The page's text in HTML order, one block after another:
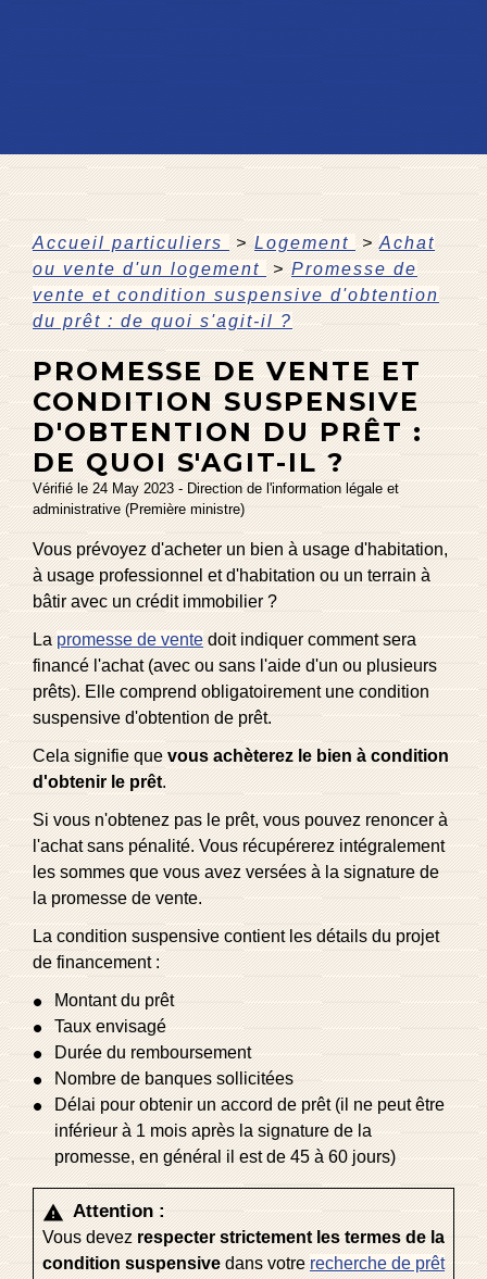
Accueil particuliers > Logement > Achat
ou vente d'un logement > Promesse de
vente et condition suspensive d'obtention
du prêt : de quoi s'agit-il ?
PROMESSE DE VENTE ET
CONDITION SUSPENSIVE
D'OBTENTION DU PRÊT :
DE QUOI S'AGIT-IL ?
Vérifié le 24 May 2023 - Direction de l'information légale et
administrative (Première ministre)
Vous prévoyez d'acheter un bien à usage d'habitation,
à usage professionnel et d'habitation ou un terrain à
bâtir avec un crédit immobilier ?
La promesse de vente doit indiquer comment sera
financé l'achat (avec ou sans l'aide d'un ou plusieurs
prêts). Elle comprend obligatoirement une condition
suspensive d'obtention de prêt.
Cela signifie que vous achèterez le bien à condition
d'obtenir le prêt.
Si vous n'obtenez pas le prêt, vous pouvez renoncer à
l'achat sans pénalité. Vous récupérerez intégralement
les sommes que vous avez versées à la signature de
la promesse de vente.
La condition suspensive contient les détails du projet
de financement :
Montant du prêt
Taux envisagé
Durée du remboursement
Nombre de banques sollicitées
Délai pour obtenir un accord de prêt (il ne peut être
inférieur à 1 mois après la signature de la
promesse, en général il est de 45 à 60 jours)
warning Attention :
Vous devez respecter strictement les termes de la
condition suspensive dans votre recherche de prêt